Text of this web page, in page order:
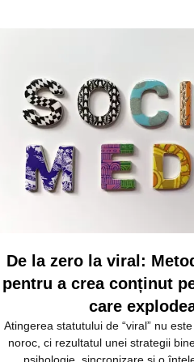
De la zero la viral:
pentru a crea conținut
care
Atingerea statutului de “viral” nu
noroc, ci rezultatul unei strategii